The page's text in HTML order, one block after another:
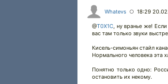
Whatevs ○ 18:29
@T0X1C, ну вранье же!
вас там только звуки
Кисель-симоньян стайл
Нормального человека эта
Понятно только одно:
остановить их некому.